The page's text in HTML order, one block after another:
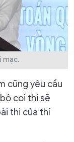
mạc.
cũng yêu cầu
coi thi sẽ
thi của thí